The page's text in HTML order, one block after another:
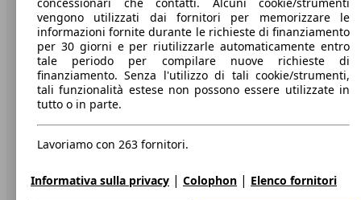
Stampa
Media
Condizioni generali
Informazioni
Privacy
Dichiarazione di Accessibilità
Servizi
vengono utilizzati dai fornitori per memorizzare le
informazioni fornite durante le richieste di finanziamento
per 30 giorni e per riutilizzarle automaticamente entro
tale periodo per compilare nuove richieste di
finanziamento. Senza l'utilizzo di tali cookie/strumenti,
tali funzionalità estese non possono essere utilizzate in
tutto o in parte.
Lavoriamo con 263 fornitori.
Informativa sulla privacy | Colophon | Elenco fornitori